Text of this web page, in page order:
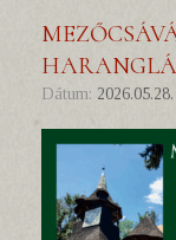
Dátum: 2026.05.28.